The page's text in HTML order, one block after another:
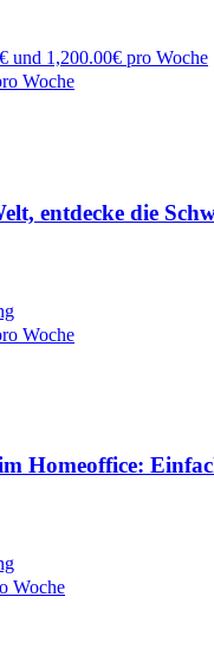
und 1,200.00€ pro Woche
Woche
entdecke die
Woche
Homeoffice:
Woche